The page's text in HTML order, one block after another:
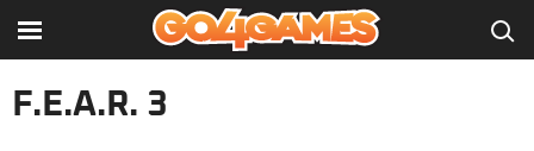
F.E.A.R. 3